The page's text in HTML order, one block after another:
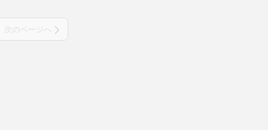
次のページへ